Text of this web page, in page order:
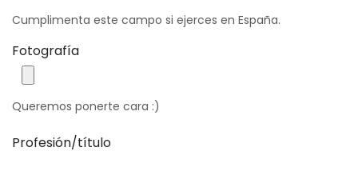
Cumplimenta este campo si ejerces en España.
Fotografía
Queremos ponerte cara :)
Profesión/título